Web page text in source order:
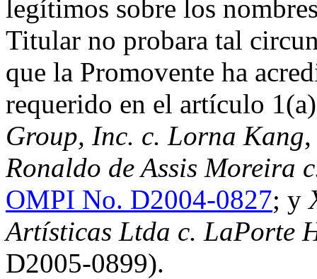
legítimos sobre los
Titular no probara tal
que la Promovente ha
requerido en el artículo
Group, Inc. c. Lorna Kang
Ronaldo de Assis Moreira
OMPI No. D2004-0827; y
Artísticas Ltda c. LaPorte
D2005‑0899).